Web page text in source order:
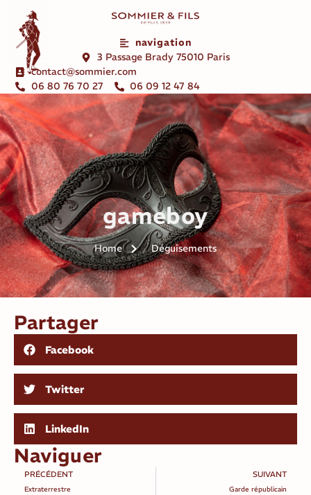
navigation
3 Passage Brady 75010 Paris
contact@sommier.com
06 80 76 70 27
06 09 12 47 84
gameboy
Home Déguisements
Partager
Facebook
Twitter
LinkedIn
Naviguer
PRÉCÉDENT
Extraterrestre
SUIVANT
Garde républicain